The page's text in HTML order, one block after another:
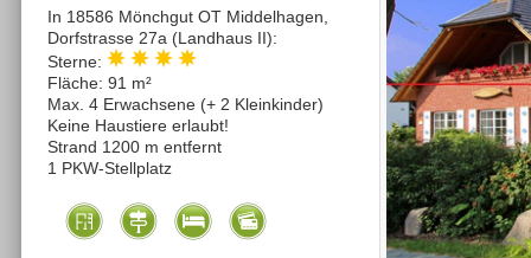
In 18586 Mönchgut OT Middelhagen,
Dorfstrasse 27a (Landhaus II):
Sterne:
Fläche: 91 m²
Max. 4 Erwachsene (+ 2 Kleinkinder)
Keine Haustiere erlaubt!
Strand 1200 m entfernt
1 PKW-Stellplatz